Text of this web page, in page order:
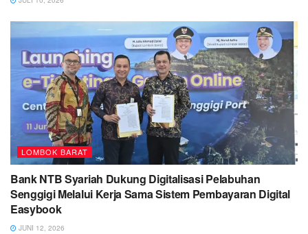
LOMBOK BARAT
Bank NTB Syariah Dukung Digitalisasi Pelabuhan
Senggigi Melalui Kerja Sama Sistem Pembayaran Digital
Easybook
JUNI 12, 2026